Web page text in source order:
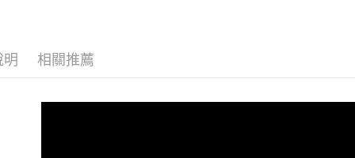
明 相關推薦